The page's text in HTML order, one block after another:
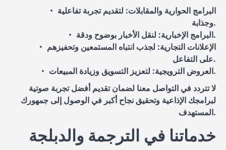
البرامج الحوارية والمقابلات: لتقديم تجربة تفاعلية
وجذابة.
البرامج الإخبارية: لنقل الأخبار بوضوح ودقة.
الإعلانات التجارية: لجذب انتباه المستمعين وتحفيزهم
على التفاعل.
العروض الترويجية: لتعزيز التسويق وزيادة المبيعات.
لا تتردد في التواصل معنا لضمان تقديم أفضل تجربة صوتية
لبرامجك الإذاعية وتحقيق نجاح أكبر في الوصول إلى جمهورك
المستهدف.
خدماتنا في الترجمة والدبلجة